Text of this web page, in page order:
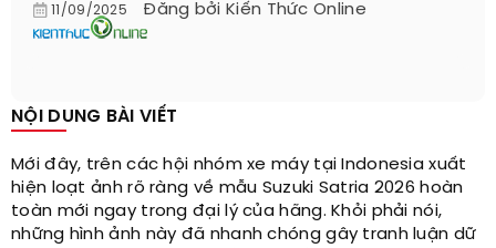
11/09/2025 Đăng bởi Kiến Thức Online
NỘI DUNG BÀI VIẾT
Mới đây, trên các hội nhóm xe máy tại Indonesia xuất
hiện loạt ảnh rõ ràng về mẫu Suzuki Satria 2026 hoàn
toàn mới ngay trong đại lý của hãng. Khỏi phải nói,
những hình ảnh này đã nhanh chóng gây tranh luận dữ